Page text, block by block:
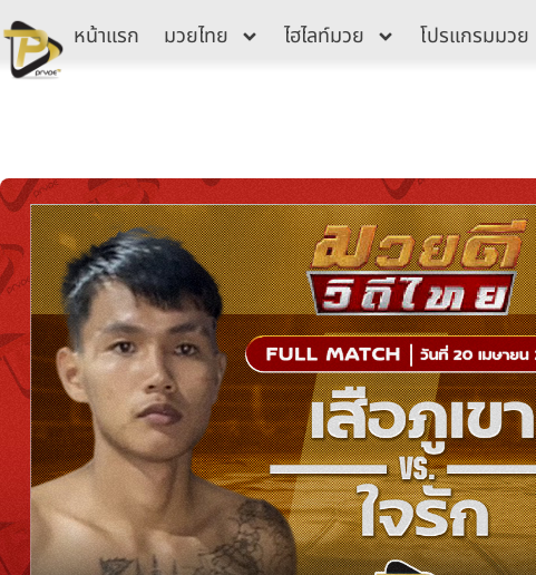
Skip
to
content
หน้าแรก มวยไทย ไฮไลท์มวย โปรแกรมมวย